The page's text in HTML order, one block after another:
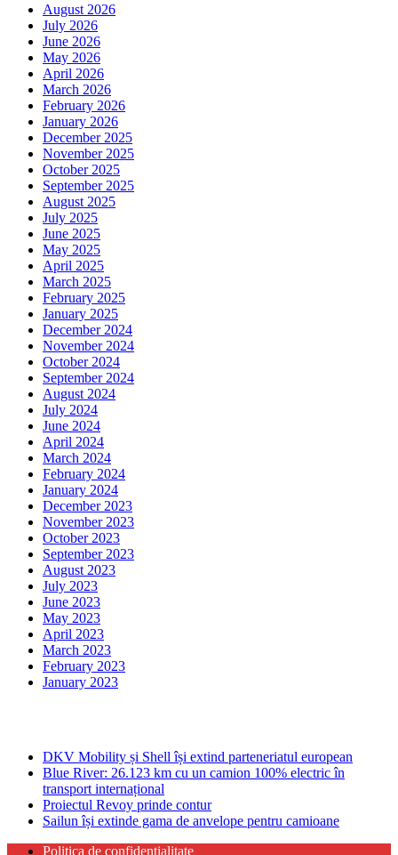
August 2026
July 2026
June 2026
May 2026
April 2026
March 2026
February 2026
January 2026
December 2025
November 2025
October 2025
September 2025
August 2025
July 2025
June 2025
May 2025
April 2025
March 2025
February 2025
January 2025
December 2024
November 2024
October 2024
September 2024
August 2024
July 2024
June 2024
April 2024
March 2024
February 2024
January 2024
December 2023
November 2023
October 2023
September 2023
August 2023
July 2023
June 2023
May 2023
April 2023
March 2023
February 2023
January 2023
DKV Mobility și Shell își extind parteneriatul european
Blue River: 26.123 km cu un camion 100% electric în
transport internațional
Proiectul Revoy prinde contur
Sailun își extinde gama de anvelope pentru camioane
Politica de confidentialitate